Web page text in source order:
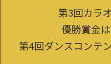
第3回カラ
優勝賞金
第4回ダンスコンテ